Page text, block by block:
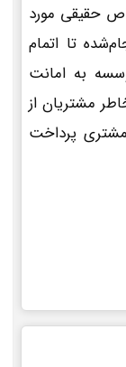
حقیقی مورد
تا اتمام
به امانت
مشتریان از
پرداخت